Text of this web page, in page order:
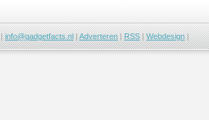
|info@gadgetfacts.nl|Adverteren|RSS|Webdesign|